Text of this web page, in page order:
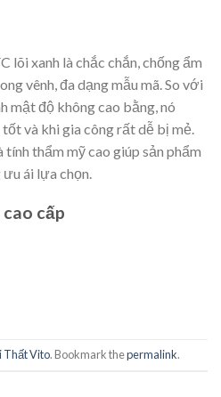
lõi xanh là chắc chắn, chống ẩm
vênh, đa dạng mẫu mã. So với
mật độ không cao bằng, nó
và khi gia công rất dễ bị mẻ.
tính thẩm mỹ cao giúp sản phẩm
ái lựa chọn.
cao cấp
Thất Vito. Bookmark thepermalink.